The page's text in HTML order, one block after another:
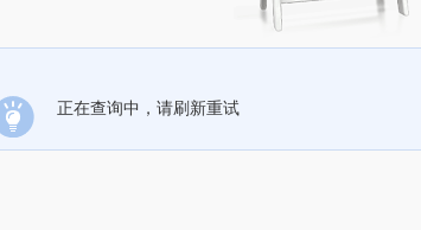
正在查询中，请刷新重试